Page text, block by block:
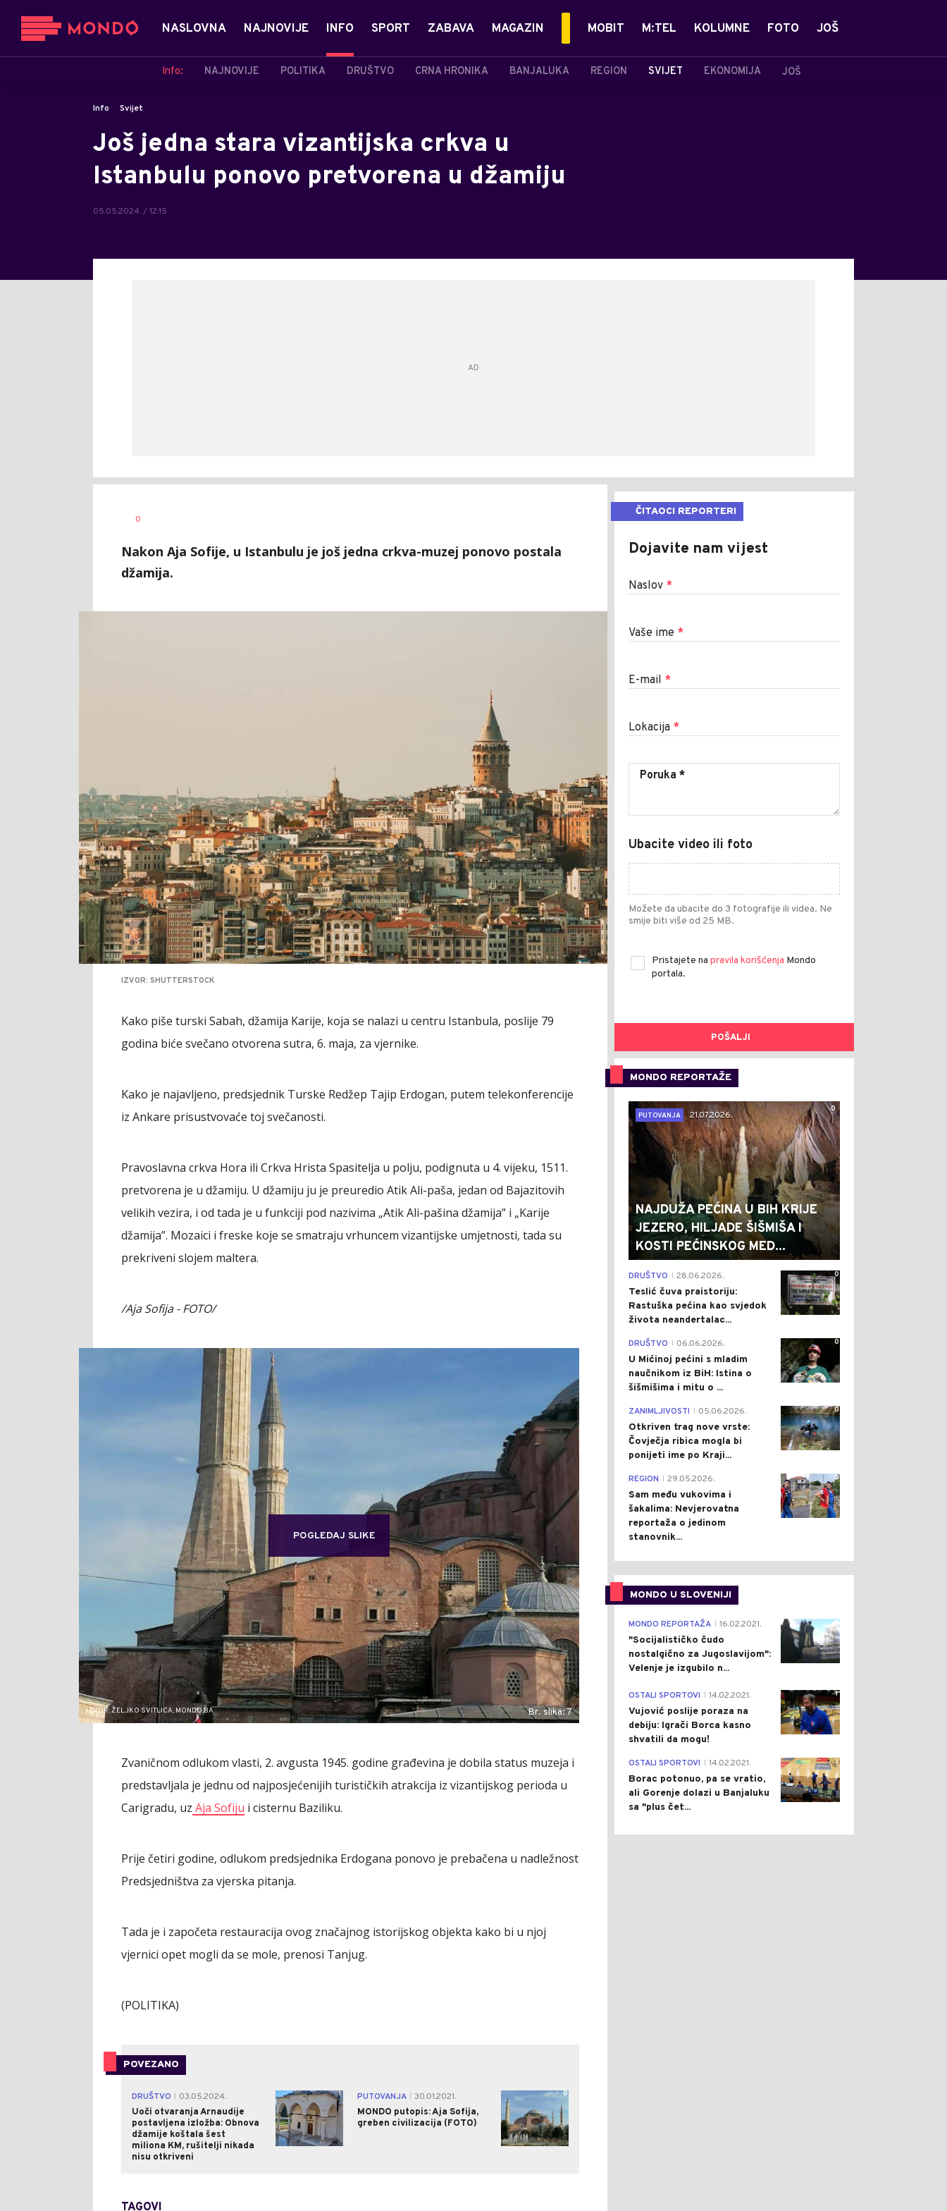
NASLOVNA NAJNOVIJE INFO
Info: NAJNOVIJE POLITIKA DRUŠTVO CRNA HRONIKA BANJALUKA REGION SVIJET EKONOMIJA JOŠ
SPORT ZABAVA MAGAZIN MOBIT M:TEL KOLUMNE FOTO JOŠ
Info Svijet
Još jedna stara vizantijska crkva u
Istanbulu ponovo pretvorena u džamiju
05.05.2024. / 12:15
AUTOR
0
Nakon Aja Sofije, u Istanbulu je još jedna crkva-muzej ponovo postala
džamija.
IZVOR: SHUTTERSTOCK
Kako piše turski Sabah, džamija Karije, koja se nalazi u centru Istanbula, poslije 79
godina biće svečano otvorena sutra, 6. maja, za vjernike.
Kako je najavljeno, predsjednik Turske Redžep Tajip Erdogan, putem telekonferencije
iz Ankare prisustvovaće toj svečanosti.
Pravoslavna crkva Hora ili Crkva Hrista Spasitelja u polju, podignuta u 4. vijeku, 1511.
pretvorena je u džamiju. U džamiju ju je preuredio Atik Ali-paša, jedan od Bajazitovih
velikih vezira, i od tada je u funkciji pod nazivima „Atik Ali-pašina džamija” i „Karije
džamija”. Mozaici i freske koje se smatraju vrhuncem vizantijske umjetnosti, tada su
prekriveni slojem maltera.
/Aja Sofija - FOTO/
POGLEDAJ SLIKE
IZVOR: ŽELJKO SVITLICA, MONDO.BA Br. slika: 7
Zvaničnom odlukom vlasti, 2. avgusta 1945. godine građevina je dobila status muzeja i
predstavljala je jednu od najposjećenijih turističkih atrakcija iz vizantijskog perioda u
Carigradu, uz Aja Sofiju i cisternu Baziliku.
Prije četiri godine, odlukom predsjednika Erdogana ponovo je prebačena u nadležnost
Predsjedništva za vjerska pitanja.
Tada je i započeta restauracija ovog značajnog istorijskog objekta kako bi u njoj
vjernici opet mogli da se mole, prenosi Tanjug.
(POLITIKA)
POVEZANO
DRUŠTVO
03.05.2024.
Uoči otvaranja Arnaudije
postavljena izložba: Obnova
džamije koštala šest
miliona KM, rušitelji nikada
nisu otkriveni
1 PUTOVANJA
30.01.2021.
MONDO putopis: Aja Sofija,
greben civilizacija (FOTO)
0
TAGOVI
ČITAOCI REPORTERI
Dojavite nam vijest
Naslov *
Vaše ime *
E-mail *
Lokacija *
Ubacite video ili foto
Možete da ubacite do 3 fotografije ili videa. Ne
smije biti više od 25 MB.
Pristajete na pravila korišćenja Mondo
portala.
POŠALJI
MONDO REPORTAŽE
0
PUTOVANJA
21.07.2026.
NAJDUŽA PEĆINA U BIH KRIJE
JEZERO, HILJADE ŠIŠMIŠA I
KOSTI PEĆINSKOG MED...
0
DRUŠTVO 28.06.2026.
Teslić čuva praistoriju:
Rastuška pećina kao svjedok
života neandertalac...
0
DRUŠTVO 06.06.2026.
U Mićinoj pećini s mladim
naučnikom iz BiH: Istina o
šišmišima i mitu o ...
0
ZANIMLJIVOSTI 05.06.2026.
Otkriven trag nove vrste:
Čovječja ribica mogla bi
ponijeti ime po Kraji...
0
REGION 29.05.2026.
Sam među vukovima i
šakalima: Nevjerovatna
reportaža o jedinom
stanovnik...
MONDO U SLOVENIJI
4
MONDO REPORTAŽA 16.02.2021.
"Socijalističko čudo
nostalgično za Jugoslavijom":
Velenje je izgubilo n...
1
OSTALI SPORTOVI 14.02.2021.
Vujović poslije poraza na
debiju: Igrači Borca kasno
shvatili da mogu!
3
OSTALI SPORTOVI 14.02.2021.
Borac potonuo, pa se vratio,
ali Gorenje dolazi u Banjaluku
sa "plus čet...